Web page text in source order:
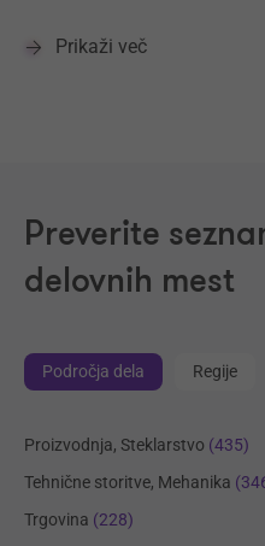
Prikaži več
Preverite
delovnih mest
Področja dela Regije
Proizvodnja, Steklarstvo (435)
Tehnične storitve, Mehanika
Trgovina (228)